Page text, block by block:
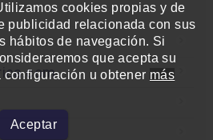
cookies propias y de
publicidad relacionada con sus
hábitos de navegación. Si
que acepta su
u obtener más
Aceptar